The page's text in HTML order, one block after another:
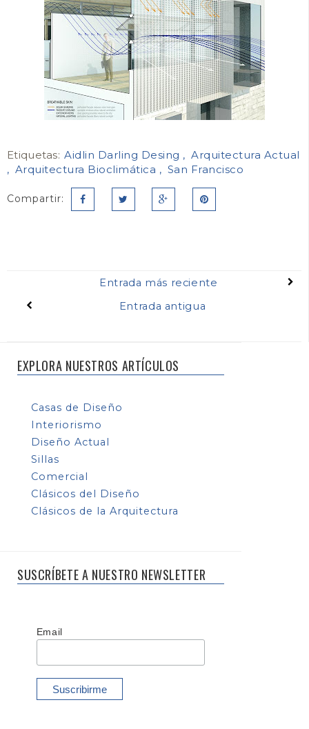
Etiquetas: Aidlin Darling Desing
Arquitectura Actual
Arquitectura Bioclimática
San Francisco
Compartir:
Entrada más reciente
Entrada antigua
EXPLORA NUESTROS ARTÍCULOS
Casas de Diseño
Interiorismo
Diseño Actual
Sillas
Comercial
Clásicos del Diseño
Clásicos de la Arquitectura
SUSCRÍBETE A NUESTRO NEWSLETTER
Email